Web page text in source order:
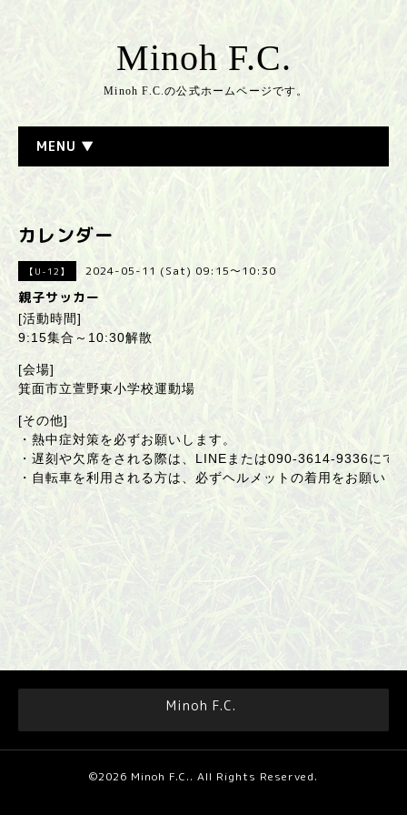
Minoh F.C.
Minoh F.C.の公式ホームページです。
MENU ▼
カレンダー
【U-12】 2024-05-11 (Sat) 09:15～10:30
親子サッカー
[活動時間]
9:15集合～10:30解散
[会場]
箕面市立萱野東小学校運動場
[その他]
・熱中症対策を必ずお願いします。
・遅刻や欠席をされる際は、LINEまたは090-3614-9336にて
・自転車を利用される方は、必ずヘルメットの着用をお願いし
Minoh F.C.
©2026 Minoh F.C.. All Rights Reserved.